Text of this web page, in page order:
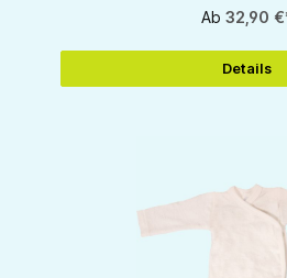
Ab 32,90
Details